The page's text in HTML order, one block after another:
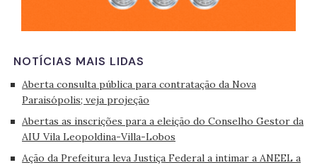
NOTÍCIAS MAIS LIDAS
Aberta consulta pública para contratação da Nova
Paraisópolis; veja projeção
Abertas as inscrições para a eleição do Conselho Gestor da
AIU Vila Leopoldina-Villa-Lobos
Ação da Prefeitura leva Justiça Federal a intimar a ANEEL a